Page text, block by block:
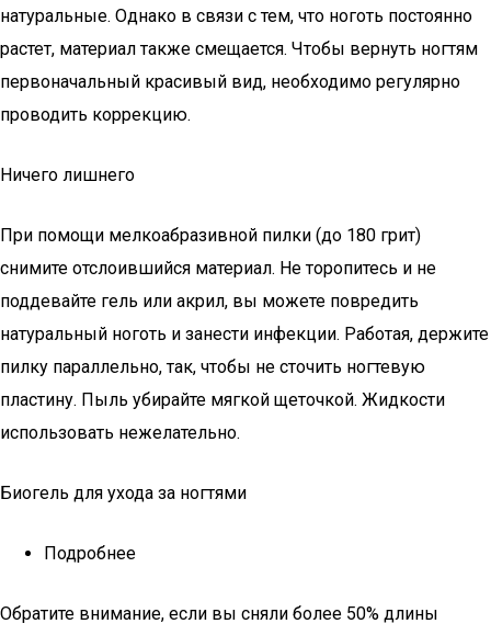
натуральные. Однако в связи с тем, что ноготь постоянно
растет, материал также смещается. Чтобы вернуть ногтям
первоначальный красивый вид, необходимо регулярно
проводить коррекцию.
Ничего лишнего
При помощи мелкоабразивной пилки (до 180 грит)
снимите отслоившийся материал. Не торопитесь и не
поддевайте гель или акрил, вы можете повредить
натуральный ноготь и занести инфекции. Работая, держите
пилку параллельно, так, чтобы не сточить ногтевую
пластину. Пыль убирайте мягкой щеточкой. Жидкости
использовать нежелательно.
Биогель для ухода за ногтями
Подробнее
Обратите внимание, если вы сняли более 50% длины